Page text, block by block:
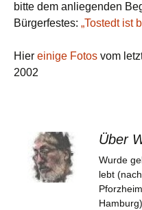
bitte dem anliegenden
Bürgerfestes: „Tostedt ist
Hier einige Fotos vom
2002
Über
Wurde
lebt